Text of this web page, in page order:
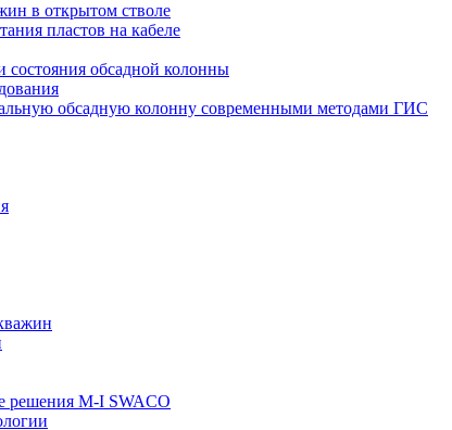
в открытом стволе
пластов на кабеле
состояния обсадной колонны
обсадную колонну современными методами ГИС
решения M-I SWACO